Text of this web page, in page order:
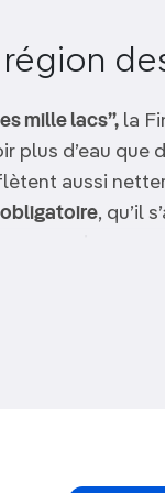
mille lacs”, la
plus d’eau que
aussi
, qu’il